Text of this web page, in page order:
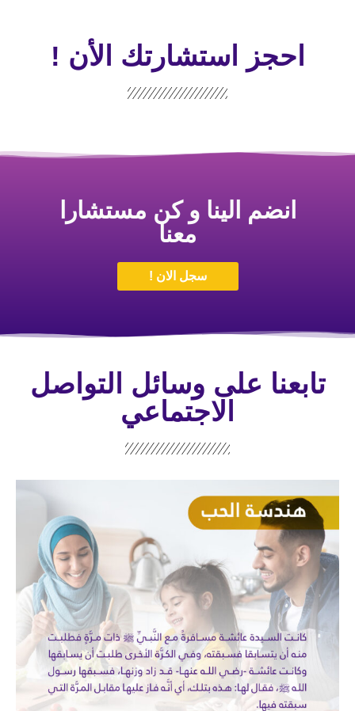
احجز استشارتك الأن !
انضم الينا و كن مستشارا
معنا
سجل الان !
تابعنا على وسائل التواصل
الاجتماعي